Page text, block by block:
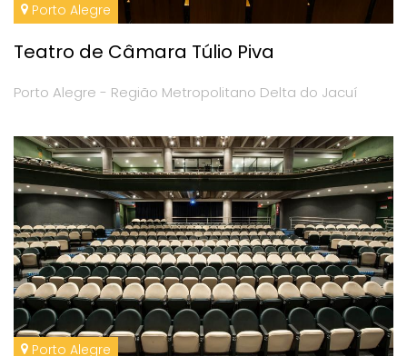
Porto Alegre
Teatro de Câmara Túlio Piva
Porto Alegre - Região Metropolitano Delta do Jacuí
Porto Alegre